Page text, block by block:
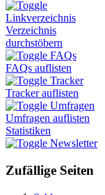
Linkverzeichnis
Verzeichnis
durchstöbern
FAQs
FAQs auflisten
Tracker
Tracker auflisten
Umfragen
Umfragen auflisten
Statistiken
Newsletter
Zufällige Seiten